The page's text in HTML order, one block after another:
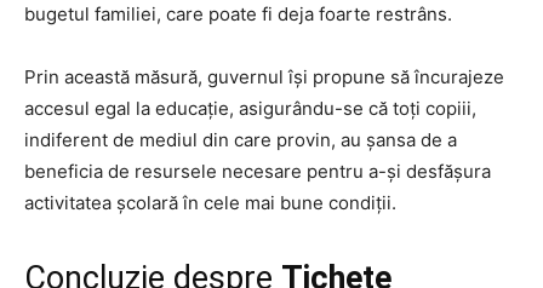
bugetul familiei, care poate fi deja foarte restrâns.
Prin această măsură, guvernul își propune să încurajeze
accesul egal la educație, asigurându-se că toți copiii,
indiferent de mediul din care provin, au șansa de a
beneficia de resursele necesare pentru a-și desfășura
activitatea școlară în cele mai bune condiții.
Concluzie despre Tichete